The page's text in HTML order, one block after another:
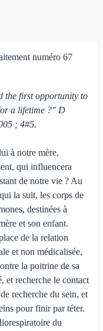
numéro 67
the first opportunity to
a lifetime ?" D
; 4#5.
à notre mère,
qui influencera
de notre vie ? Au
la suit, les corps de
destinées à
et son enfant.
de la relation
et non médicalisée,
la poitrine de sa
et recherche le contact
recherche du sein, et
pour finir par téter.
du